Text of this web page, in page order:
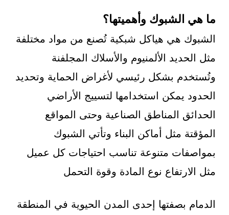
ما هي الشبوك وأهميتها؟
الشبوك هي هياكل شبكية تُصنع من مواد مختلفة
مثل الحديد الألمنيوم والأسلاك المجلفنة
وتُستخدم بشكل رئيسي لأغراض الحماية وتحديد
الحدود يمكن استخدامها لتسييج الأراضي
الحدائق المناطق الصناعية وحتى المواقع
المؤقتة مثل أماكن البناء وتأتي الشبوك
بمواصفات متنوعة تناسب احتياجات كل عميل
مثل الارتفاع نوع المادة وقوة التحمل
الدمام بصفتها إحدى المدن الحيوية في المنطقة